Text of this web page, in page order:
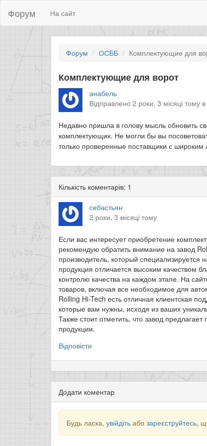
Форум На сайт
Форум ОСББ Комплектующие для
Комплектующие для ворот
анабель
Відправлено 2 роки, 3 місяці тому
Недавно пришла в голову мысль обновить
комплектующих. Не могли бы вы
только проверенные поставщики с
Кількість коментарів: 1
себастьян
2 роки, 3 місяці тому
Если вас интересует приобретение
рекомендую обратить внимание на завод
производитель, который
продукция отличается высоким качеством
контролю качества на каждом этапе. На
товаров, включая все необходимое для
Rolling Hi-Tech есть отличная клиентская
которые вам нужны, исходя из ваших
Также стоит отметить, что завод
продукции.
Відповісти
Додати коментар
Будь ласка, увійдіть або зареєструйтесь,